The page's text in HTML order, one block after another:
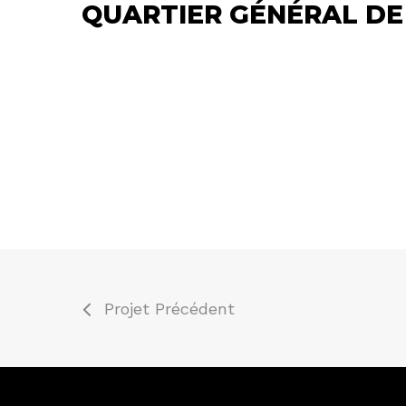
QUARTIER GÉNÉRAL
Projet Précédent